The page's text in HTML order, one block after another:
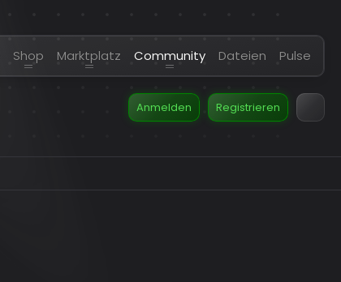
Shop Marktplatz Community Dateien Pulse
Anmelden Registrieren